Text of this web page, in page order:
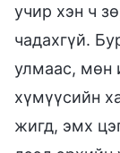
учир хэн ч
чадахгүй.
улмаас, мөн
хүмүүсийн
жигд, эмх